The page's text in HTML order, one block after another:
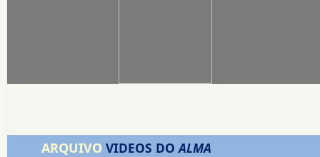
ARQUIVO VIDEOS DOALMA